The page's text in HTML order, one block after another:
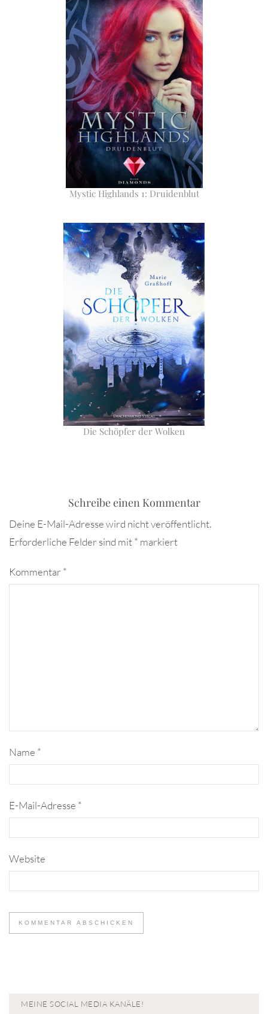
Mystic Highlands 1: Druidenblut
Die Schöpfer der Wolken
Schreibe einen Kommentar
Deine E-Mail-Adresse wird nicht veröffentlicht.
Erforderliche Felder sind mit* markiert
Kommentar *
Name *
E-Mail-Adresse *
Website
MEINE SOCIAL MEDIA KANÄLE!